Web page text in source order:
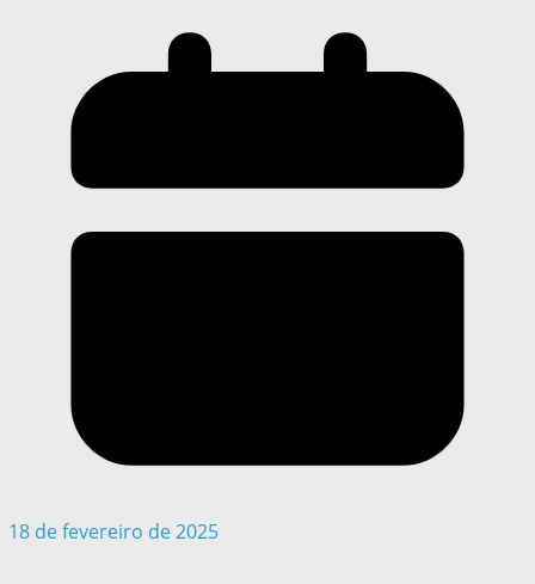
18 de fevereiro de 2025